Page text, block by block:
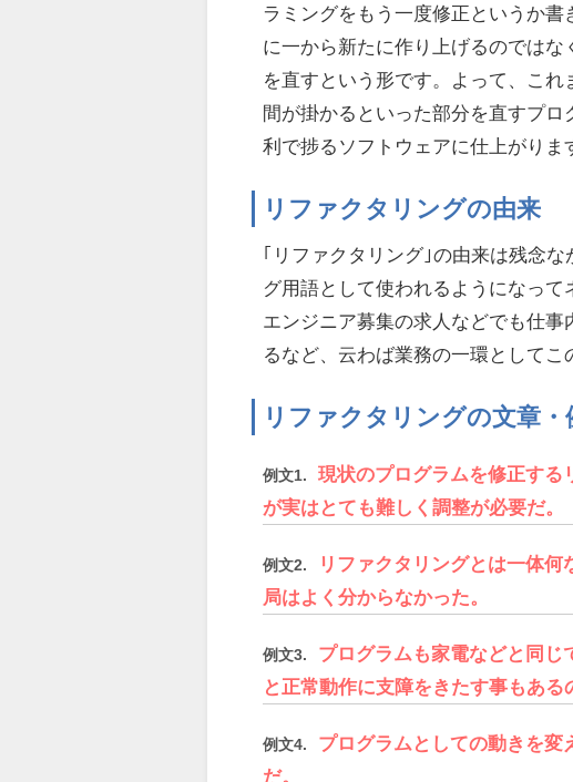
ラミングをもう一度修正というか
に一から新たに作り上げるのでは
を直すという形です。よって、こ
間が掛かるといった部分を直すプ
利で捗るソフトウェアに仕上がりま
リファクタリングの由来
｢リファクタリング｣の由来は残念
グ用語として使われるようになっ
エンジニア募集の求人などでも仕
るなど、云わば業務の一環としてこ
リファクタリングの文章・
例文1.
現状のプログラムを修正する
が実はとても難しく調整が必要だ。
例文2.
リファクタリングとは一体
局はよく分からなかった。
例文3.
プログラムも家電などと同じ
と正常動作に支障をきたす事もある
例文4.
プログラムとしての動きを変
だ。